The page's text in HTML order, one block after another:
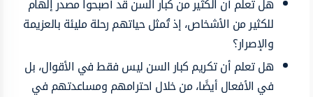
هل تعلم أن الكثير من كبار السن قد أصبحوا مصدر إلهام
للكثير من الأشخاص، إذ تُمثل حياتهم رحلة مليئة بالعزيمة
والإصرار؟
هل تعلم أن تكريم كبار السن ليس فقط في الأقوال، بل
في الأفعال أيضًا، من خلال احترامهم ومساعدتهم في